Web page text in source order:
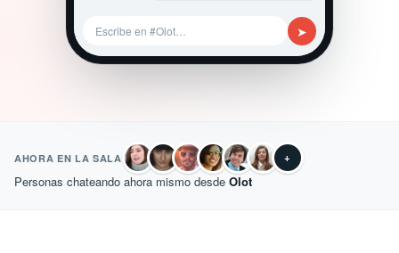
Escribe en #Olot… ➤
AHORA EN LA SALA +
Personas chateando ahora mismo desde Olot